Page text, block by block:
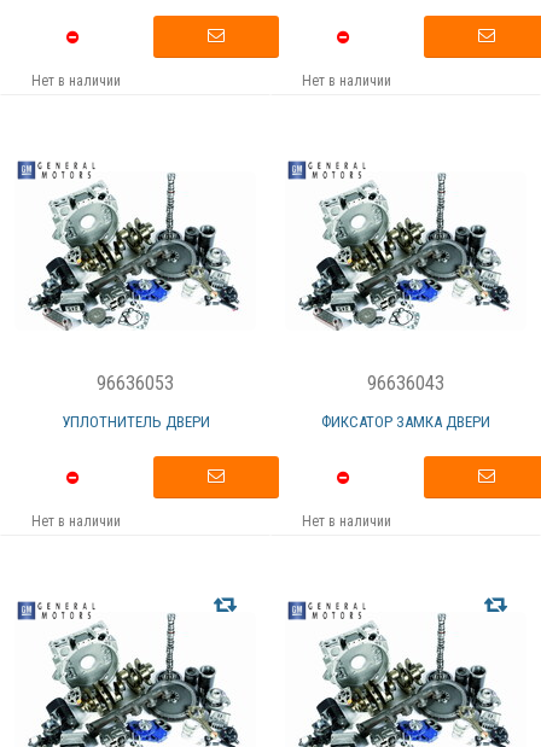
Нет в наличии Нет в наличии
96636053
УПЛОТНИТЕЛЬ ДВЕРИ
Нет в наличии
96636043
ФИКСАТОР ЗАМКА ДВЕРИ
Нет в наличии